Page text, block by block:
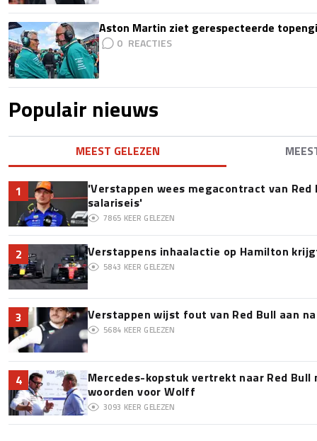
Aston Martin ziet gerespecteerde
0
Populair nieuws
MEEST GELEZEN
1
'Verstappen wees megacontract van
salariseis'
7865 KEER GELEZEN
2 Verstappens inhaalactie op Hamilton
5843 KEER GELEZEN
3 Verstappen wijst fout van Red Bull aan
5684 KEER GELEZEN
4
Mercedes-kopstuk vertrekt naar Red
woorden voor Wolff
3093 KEER GELEZEN